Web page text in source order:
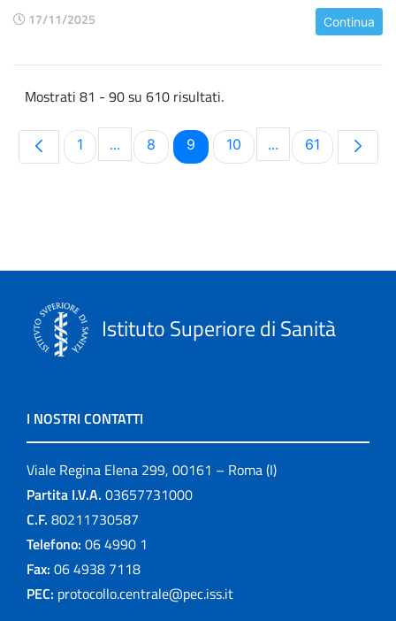
17/11/2025 Continua
Mostrati 81 - 90 su 610 risultati.
Pagina
1 ...Pagine intermedie Use TAB to navigate.
Pagina
8 Pagina
9 Pagina
10 ...PaginePagina
61
Istituto Superiore di Sanità
I NOSTRI CONTATTI
Viale Regina Elena 299, 00161 – Roma (I)
Partita I.V.A. 03657731000
C.F. 80211730587
Telefono: 06 4990 1
Fax: 06 4938 7118
PEC: protocollo.centrale@pec.iss.it